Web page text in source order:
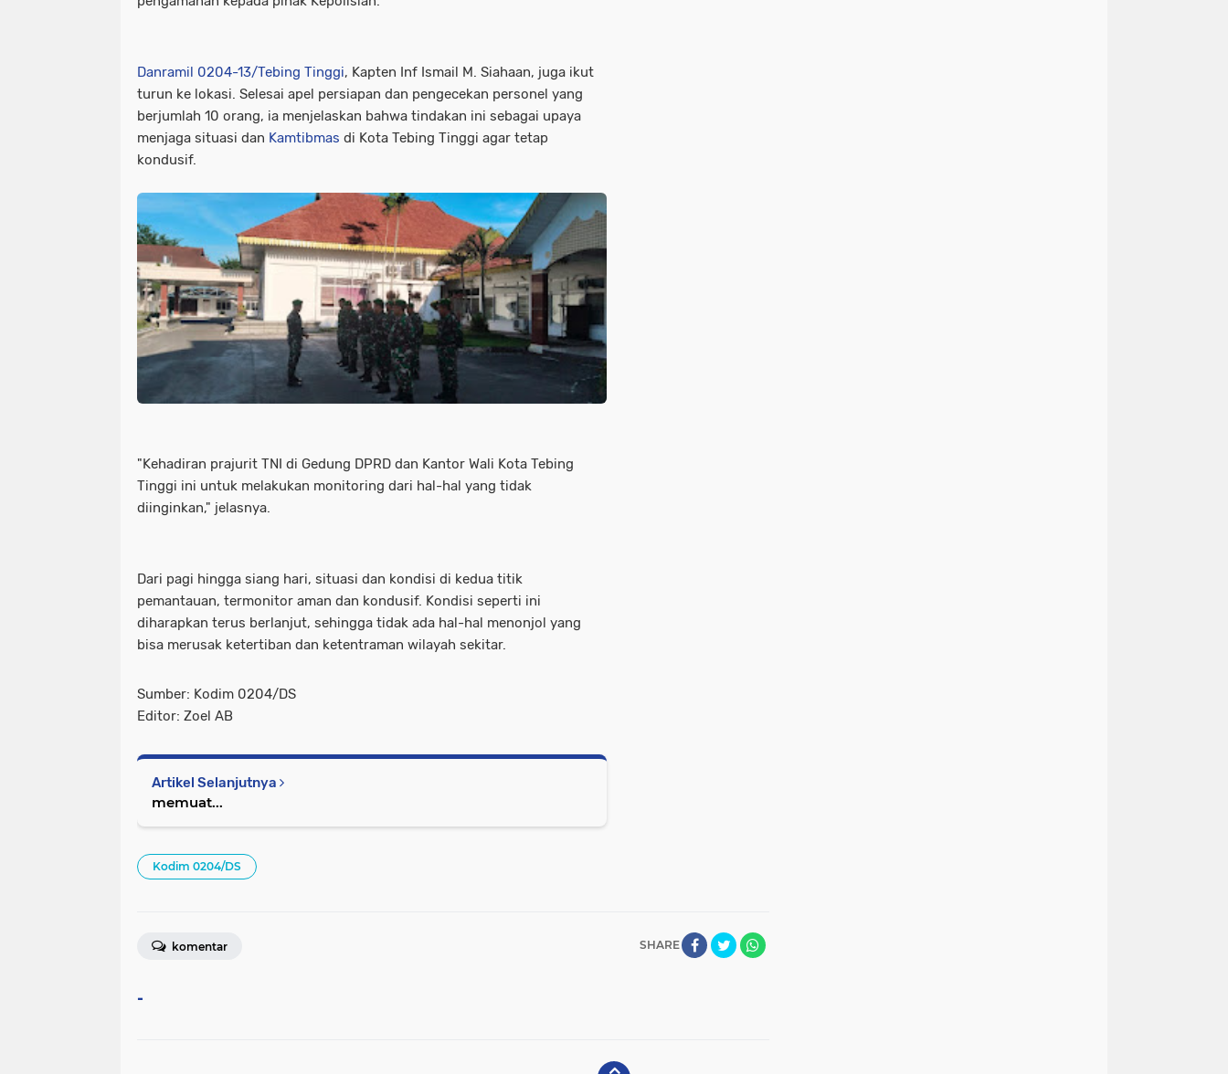
Danramil 0204-13/Tebing Tinggi, Kapten Inf Ismail M. Siahaan, juga ikut
turun ke lokasi. Selesai apel persiapan dan pengecekan personel yang
berjumlah 10 orang, ia menjelaskan bahwa tindakan ini sebagai upaya
menjaga situasi dan Kamtibmas di Kota Tebing Tinggi agar tetap
kondusif.
"Kehadiran prajurit TNI di Gedung DPRD dan Kantor Wali Kota Tebing
Tinggi ini untuk melakukan monitoring dari hal-hal yang tidak
diinginkan," jelasnya.
Dari pagi hingga siang hari, situasi dan kondisi di kedua titik
pemantauan, termonitor aman dan kondusif. Kondisi seperti ini
diharapkan terus berlanjut, sehingga tidak ada hal-hal menonjol yang
bisa merusak ketertiban dan ketentraman wilayah sekitar.
Sumber: Kodim 0204/DS
Editor: Zoel AB
Artikel Selanjutnya
memuat...
Kodim 0204/DS
SHARE
komentar
-